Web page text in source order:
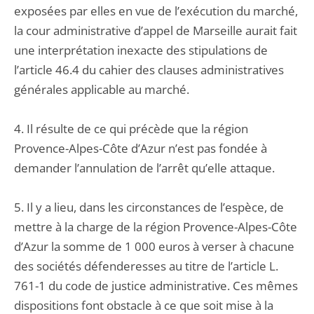
exposées par elles en vue de l’exécution du marché,
la cour administrative d’appel de Marseille aurait fait
une interprétation inexacte des stipulations de
l’article 46.4 du cahier des clauses administratives
générales applicable au marché.
4. Il résulte de ce qui précède que la région
Provence-Alpes-Côte d’Azur n’est pas fondée à
demander l’annulation de l’arrêt qu’elle attaque.
5. Il y a lieu, dans les circonstances de l’espèce, de
mettre à la charge de la région Provence-Alpes-Côte
d’Azur la somme de 1 000 euros à verser à chacune
des sociétés défenderesses au titre de l’article L.
761-1 du code de justice administrative. Ces mêmes
dispositions font obstacle à ce que soit mise à la